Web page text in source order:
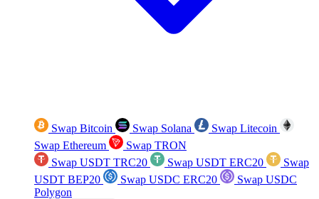
Swap Bitcoin Swap Solana
Swap Litecoin
Swap Ethereum
Swap TRON
Swap USDT TRC20
Swap USDT ERC20
Swap
USDT BEP20
Swap USDC ERC20
Swap USDC
Polygon